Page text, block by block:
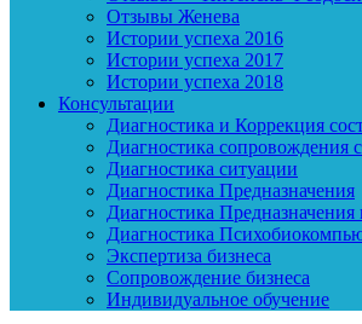
Отзывы Женева
Истории успеха 2016
Истории успеха 2017
Истории успеха 2018
Консультации
Диагностика и Коррекция
Диагностика сопровождения
Диагностика ситуации
Диагностика Предназначения
Диагностика Предназначения
Диагностика
Экспертиза бизнеса
Сопровождение бизнеса
Индивидуальное обучение